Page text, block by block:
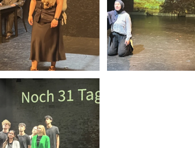
Anschauen.... Anschauen....
Anschauen....